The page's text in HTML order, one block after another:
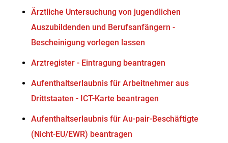
Ärztliche Untersuchung von jugendlichen
Auszubildenden und Berufsanfängern -
Bescheinigung vorlegen lassen
Arztregister - Eintragung beantragen
Aufenthaltserlaubnis für Arbeitnehmer aus
Drittstaaten - ICT-Karte beantragen
Aufenthaltserlaubnis für Au-pair-Beschäftigte
(Nicht-EU/EWR) beantragen